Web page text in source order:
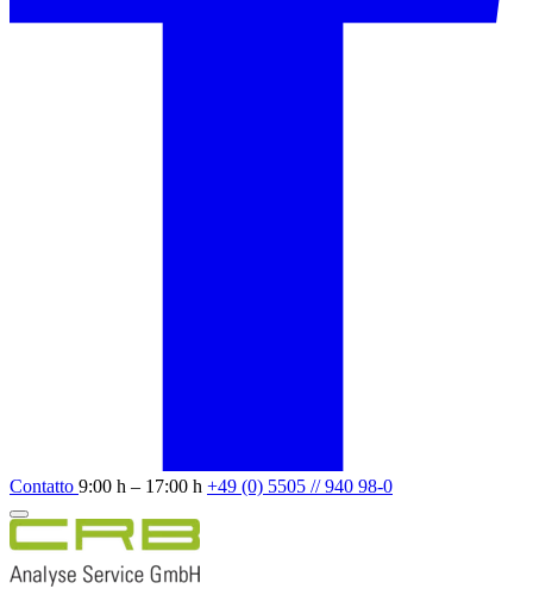
Contatto 9:00 h – 17:00 h +49 (0) 5505 // 940 98-0